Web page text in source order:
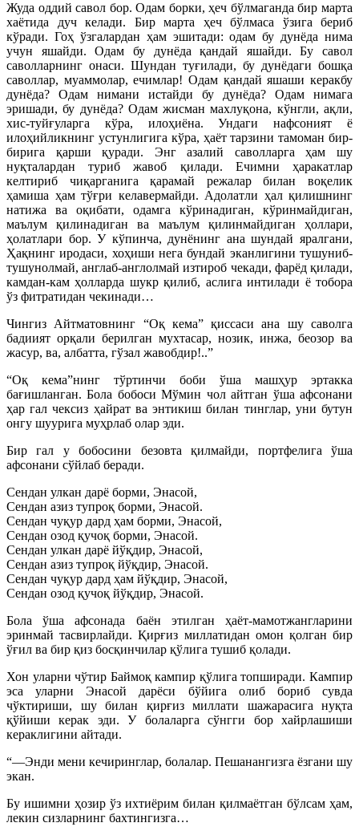
Жуда оддий савол бор. Одам борки, ҳеч бўлмаганда бир марта
хаётида дуч келади. Бир марта ҳеч бўлмаса ўзига бериб
кўради. Гоҳ ўзгалардан ҳам эшитади: одам бу дунёда нима
учун яшайди. Одам бу дунёда қандай яшайди. Бу савол
саволларнинг онаси. Шундан туғилади, бу дунёдаги бошқа
саволлар, муаммолар, ечимлар! Одам қандай яшаши керакбу
дунёда? Одам нимани истайди бу дунёда? Одам нимага
эришади, бу дунёда? Одам жисман махлуқона, кўнгли, ақли,
хис-туйғуларга кўра, илоҳиёна. Ундаги нафсоният ё
илоҳийликнинг устунлигига кўра, ҳаёт тарзини тамоман бир-
бирига қарши қуради. Энг азалий саволларга ҳам шу
нуқталардан туриб жавоб қилади. Ечимни ҳаракатлар
келтириб чиқарганига қарамай режалар билан воқелик
ҳамиша ҳам тўғри келавермайди. Адолатли ҳал қилишнинг
натижа ва оқибати, одамга кўринадиган, кўринмайдиган,
маълум қилинадиган ва маълум қилинмайдиган ҳоллари,
ҳолатлари бор. У кўпинча, дунёнинг ана шундай яралгани,
Ҳақнинг иродаси, хоҳиши нега бундай эканлигини тушуниб-
тушунолмай, англаб-англолмай изтироб чекади, фарёд қилади,
камдан-кам ҳолларда шукр қилиб, аслига интилади ё тобора
ўз фитратидан чекинади…
Чингиз Айтматовнинг “Оқ кема” қиссаси ана шу саволга
бадиият орқали берилган мухтасар, нозик, инжа, беозор ва
жасур, ва, албатта, гўзал жавобдир!..”
“Оқ кема”нинг тўртинчи боби ўша машҳур эртакка
бағишланган. Бола бобоси Мўмин чол айтган ўша афсонани
ҳар гал чексиз ҳайрат ва энтикиш билан тинглар, уни бутун
онгу шуурига муҳрлаб олар эди.
Бир гал у бобосини безовта қилмайди, портфелига ўша
афсонани сўйлаб беради.
Сендан улкан дарё борми, Энасой,
Сендан азиз тупроқ борми, Энасой.
Сендан чуқур дард ҳам борми, Энасой,
Сендан озод қучоқ борми, Энасой.
Сендан улкан дарё йўқдир, Энасой,
Сендан азиз тупроқ йўқдир, Энасой.
Сендан чуқур дард ҳам йўқдир, Энасой,
Сендан озод қучоқ йўқдир, Энасой.
Бола ўша афсонада баён этилган ҳаёт-мамотжангларини
эринмай тасвирлайди. Қирғиз миллатидан омон қолган бир
ўғил ва бир қиз босқинчилар қўлига тушиб қолади.
Хон уларни чўтир Баймоқ кампир қўлига топширади. Кампир
эса уларни Энасой дарёси бўйига олиб бориб сувда
чўктириши, шу билан қирғиз миллати шажарасига нуқта
қўйиши керак эди. У болаларга сўнгги бор хайрлашиши
кераклигини айтади.
“—Энди мени кечиринглар, болалар. Пешанангизга ёзгани шу
экан.
Бу ишимни ҳозир ўз ихтиёрим билан қилмаётган бўлсам ҳам,
лекин сизларнинг бахтингизга…